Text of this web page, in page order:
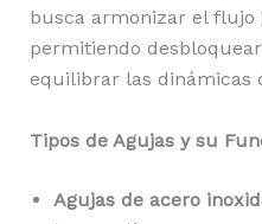
busca armonizar el flujo
permitiendo
equilibrar las dinámicas
Tipos de Agujas y su
Agujas de acero